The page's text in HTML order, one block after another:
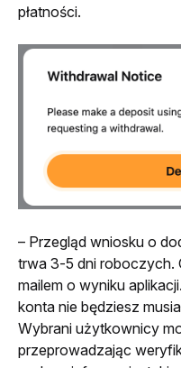
płatności.
– Przegląd wniosku o
trwa 3-5 dni roboczych.
mailem o wyniku
konta nie będziesz
Wybrani użytkownicy
przeprowadzając